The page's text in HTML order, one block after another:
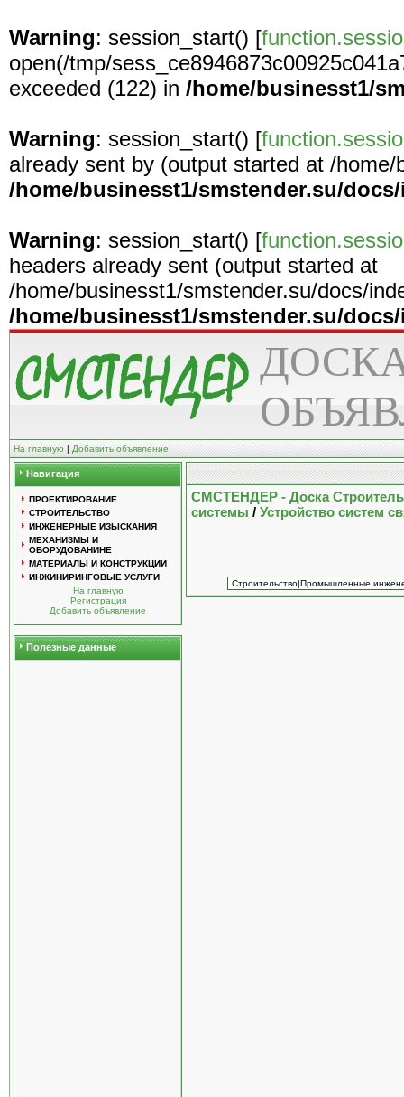
Warning: session_start() [
open(/tmp/
exceeded (122) in /home/businesst1/
Warning: session_start() [
already sent by (output started at /
/home/businesst1/smstender.su/
Warning: session_start() [
headers already sent (output started at
/home/businesst1/smstender.su/docs/
/home/businesst1/smstender.su/
На главную | Добавить объявление
Навигация
ПРОЕКТИРОВАНИЕ
СТРОИТЕЛЬСТВО
ИНЖЕНЕРНЫЕ ИЗЫСКАНИЯ
МЕХАНИЗМЫ И
ОБОРУДОВАНИНЕ
МАТЕРИАЛЫ И КОНСТРУКЦИИ
ИНЖИНИРИНГОВЫЕ УСЛУГИ
На главную
Регистрация
Добавить объявление
Полезные данные
СМСТЕНДЕР - Доска
системы / Устройство систем